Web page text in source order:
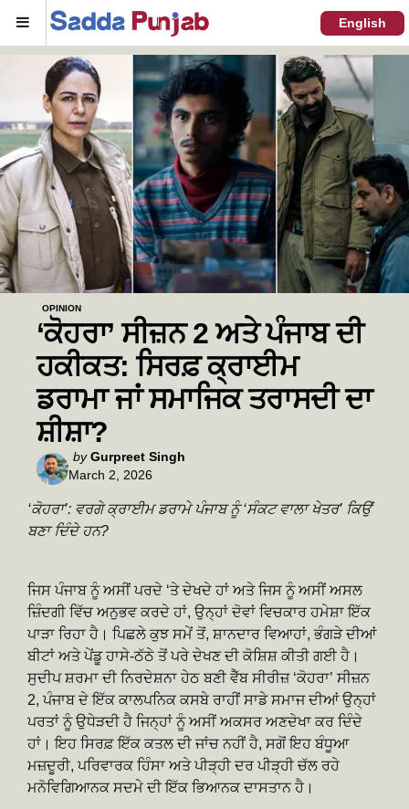
Menu English
OPINION
‘ਕੋਹਰਾ’ ਸੀਜ਼ਨ 2 ਅਤੇ ਪੰਜਾਬ ਦੀ
ਹਕੀਕਤ: ਸਿਰਫ਼ ਕ੍ਰਾਈਮ
ਡਰਾਮਾ ਜਾਂ ਸਮਾਜਿਕ ਤਰਾਸਦੀ ਦਾ
ਸ਼ੀਸ਼ਾ?
Posted
by
by Gurpreet Singh
March 2, 2026
‘ਕੋਹਰਾ’: ਵਰਗੇ ਕ੍ਰਾਈਮ ਡਰਾਮੇ ਪੰਜਾਬ ਨੂੰ ‘ਸੰਕਟ ਵਾਲਾ ਖੇਤਰ’ ਕਿਉਂ
ਬਣਾ ਦਿੰਦੇ ਹਨ?
ਜਿਸ ਪੰਜਾਬ ਨੂੰ ਅਸੀਂ ਪਰਦੇ ‘ਤੇ ਦੇਖਦੇ ਹਾਂ ਅਤੇ ਜਿਸ ਨੂੰ ਅਸੀਂ ਅਸਲ
ਜ਼ਿੰਦਗੀ ਵਿੱਚ ਅਨੁਭਵ ਕਰਦੇ ਹਾਂ, ਉਨ੍ਹਾਂ ਦੋਵਾਂ ਵਿਚਕਾਰ ਹਮੇਸ਼ਾ ਇੱਕ
ਪਾੜਾ ਰਿਹਾ ਹੈ। ਪਿਛਲੇ ਕੁਝ ਸਮੇਂ ਤੋਂ, ਸ਼ਾਨਦਾਰ ਵਿਆਹਾਂ, ਭੰਗੜੇ ਦੀਆਂ
ਬੀਟਾਂ ਅਤੇ ਪੇਂਡੂ ਹਾਸੇ-ਠੱਠੇ ਤੋਂ ਪਰੇ ਦੇਖਣ ਦੀ ਕੋਸ਼ਿਸ਼ ਕੀਤੀ ਗਈ ਹੈ।
ਸੁਦੀਪ ਸ਼ਰਮਾ ਦੀ ਨਿਰਦੇਸ਼ਨਾ ਹੇਠ ਬਣੀ ਵੈੱਬ ਸੀਰੀਜ਼ ‘ਕੋਹਰਾ’ ਸੀਜ਼ਨ
2, ਪੰਜਾਬ ਦੇ ਇੱਕ ਕਾਲਪਨਿਕ ਕਸਬੇ ਰਾਹੀਂ ਸਾਡੇ ਸਮਾਜ ਦੀਆਂ ਉਨ੍ਹਾਂ
ਪਰਤਾਂ ਨੂੰ ਉਧੇੜਦੀ ਹੈ ਜਿਨ੍ਹਾਂ ਨੂੰ ਅਸੀਂ ਅਕਸਰ ਅਣਦੇਖਾ ਕਰ ਦਿੰਦੇ
ਹਾਂ। ਇਹ ਸਿਰਫ਼ ਇੱਕ ਕਤਲ ਦੀ ਜਾਂਚ ਨਹੀਂ ਹੈ, ਸਗੋਂ ਇਹ ਬੰਧੂਆ
ਮਜ਼ਦੂਰੀ, ਪਰਿਵਾਰਕ ਹਿੰਸਾ ਅਤੇ ਪੀੜ੍ਹੀ ਦਰ ਪੀੜ੍ਹੀ ਚੱਲ ਰਹੇ
ਮਨੋਵਿਗਿਆਨਕ ਸਦਮੇ ਦੀ ਇੱਕ ਭਿਆਨਕ ਦਾਸਤਾਨ ਹੈ।